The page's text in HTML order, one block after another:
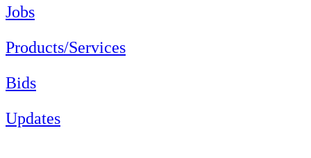
Jobs
Products/Services
Bids
Updates